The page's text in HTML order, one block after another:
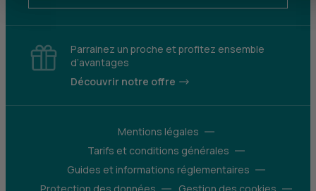
Parrainez un proche et profitez ensemble
d’avantages
Découvrir notre offre
Mentions légales
Tarifs et conditions générales
Guides et informations réglementaires